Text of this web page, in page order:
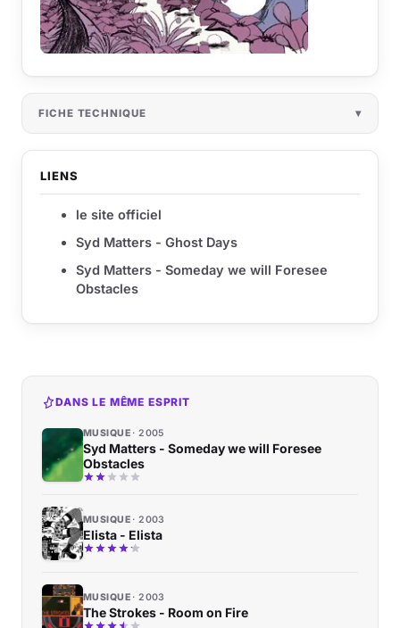
FICHE TECHNIQUE
LIENS
le site officiel
Syd Matters - Ghost Days
Syd Matters - Someday we will Foresee
Obstacles
DANS LE MÊME ESPRIT
MUSIQUE 2005
Syd Matters - Someday we will Foresee
Obstacles
MUSIQUE 2003
Elista - Elista
MUSIQUE 2003
The Strokes - Room on Fire